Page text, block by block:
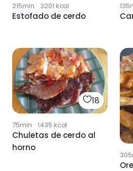
215min · 3201 kcal
Estofado de cerdo
18
75min · 1435 kcal
Chuletas de cerdo al
horno